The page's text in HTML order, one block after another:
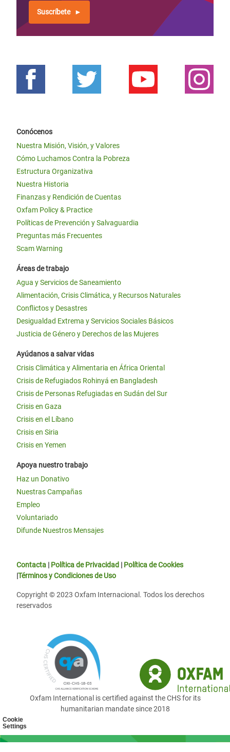
Cookie
Settings
Suscríbete
Conócenos
Nuestra Misión, Visión, y Valores
Cómo Luchamos Contra la Pobreza
Estructura Organizativa
Nuestra Historia
Finanzas y Rendición de Cuentas
Oxfam Policy & Practice
Políticas de Prevención y Salvaguardia
Preguntas más Frecuentes
Scam Warning
Áreas de trabajo
Agua y Servicios de Saneamiento
Alimentación, Crisis Climática, y Recursos Naturales
Conflictos y Desastres
Desigualdad Extrema y Servicios Sociales Básicos
Justicia de Género y Derechos de las Mujeres
Ayúdanos a salvar vidas
Crisis Climática y Alimentaria en África Oriental
Crisis de Refugiados Rohinyá en Bangladesh
Crisis de Personas Refugiadas en Sudán del Sur
Crisis en Gaza
Crisis en el Líbano
Crisis en Siria
Crisis en Yemen
Apoya nuestro trabajo
Haz un Donativo
Nuestras Campañas
Empleo
Voluntariado
Difunde Nuestros Mensajes
Contacta | Política de Privacidad | Política de Cookies
|Términos y Condiciones de Uso
Copyright © 2023 Oxfam Internacional. Todos los derechos
reservados
Oxfam International is certified against the CHS for its
humanitarian mandate since 2018